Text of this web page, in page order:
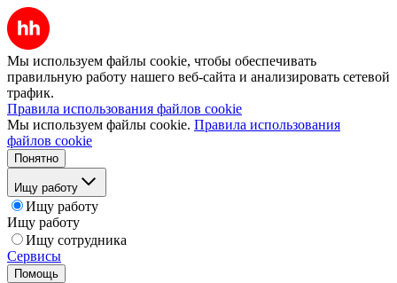
Мы используем файлы cookie, чтобы обеспечивать
правильную работу нашего веб-сайта и анализировать сетевой
трафик.
Правила использования файлов cookie
Мы используем файлы cookie. Правила использования
файлов cookie
Понятно
Ищу работу
Ищу работу
Ищу работу
Ищу сотрудника
Сервисы
Помощь